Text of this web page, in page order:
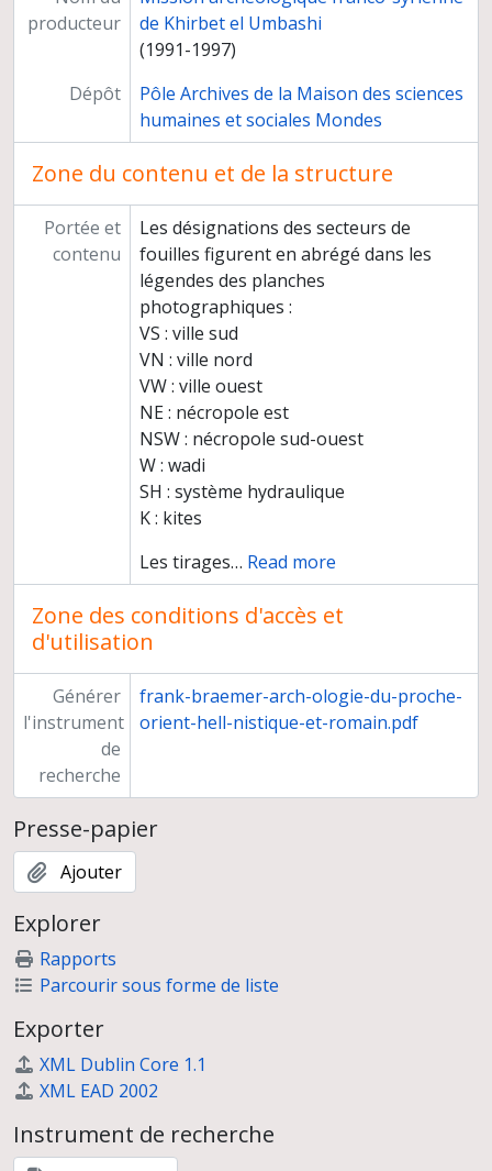
producteur
de Khirbet el Umbashi
(1991-1997)
Dépôt
Pôle Archives de la Maison des sciences
humaines et sociales Mondes
Zone du contenu et de la structure
Portée et
contenu
Les désignations des secteurs de
fouilles figurent en abrégé dans les
légendes des planches
photographiques :
VS : ville sud
VN : ville nord
VW : ville ouest
NE : nécropole est
NSW : nécropole sud-ouest
W : wadi
SH : système hydraulique
K : kites
Les tirages… Read more
Zone des conditions d'accès et
d'utilisation
Générer
l'instrument
de
recherche
frank-braemer-arch-ologie-du-proche-
orient-hell-nistique-et-romain.pdf
Presse-papier
Ajouter
Explorer
Rapports
Parcourir sous forme de liste
Exporter
XML Dublin Core 1.1
XML EAD 2002
Instrument de recherche